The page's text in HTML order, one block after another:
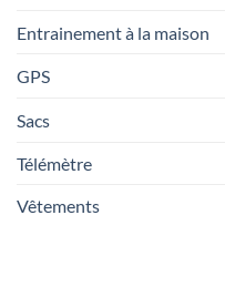
Entrainement à la maison
GPS
Sacs
Télémètre
Vêtements